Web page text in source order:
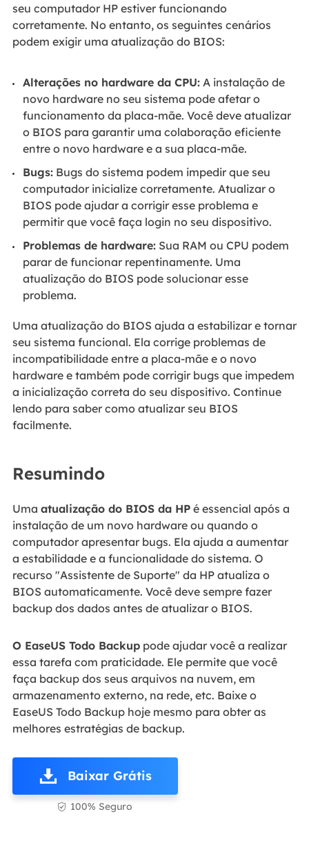
seu computador HP estiver funcionando
corretamente. No entanto, os seguintes cenários
podem exigir uma atualização do BIOS:
Alterações no hardware da CPU:A instalação de
novo hardware no seu sistema pode afetar o
funcionamento da placa-mãe. Você deve atualizar
o BIOS para garantir uma colaboração eficiente
entre o novo hardware e a sua placa-mãe.
Bugs:Bugs do sistema podem impedir que seu
computador inicialize corretamente. Atualizar o
BIOS pode ajudar a corrigir esse problema e
permitir que você faça login no seu dispositivo.
Problemas de hardware:Sua RAM ou CPU podem
parar de funcionar repentinamente. Uma
atualização do BIOS pode solucionar esse
problema.
Uma atualização do BIOS ajuda a estabilizar e tornar
seu sistema funcional. Ela corrige problemas de
incompatibilidade entre a placa-mãe e o novo
hardware e também pode corrigir bugs que impedem
a inicialização correta do seu dispositivo. Continue
lendo para saber como atualizar seu BIOS
facilmente.
Resumindo
Uma atualização do BIOS da HPé essencial após a
instalação de um novo hardware ou quando o
computador apresentar bugs. Ela ajuda a aumentar
a estabilidade e a funcionalidade do sistema. O
recurso "Assistente de Suporte" da HP atualiza o
BIOS automaticamente. Você deve sempre fazer
backup dos dados antes de atualizar o BIOS.
O EaseUS Todo Backuppode ajudar você a realizar
essa tarefa com praticidade. Ele permite que você
faça backup dos seus arquivos na nuvem, em
armazenamento externo, na rede, etc. Baixe o
EaseUS Todo Backup hoje mesmo para obter as
melhores estratégias de backup.
Baixar Grátis
 100% Seguro